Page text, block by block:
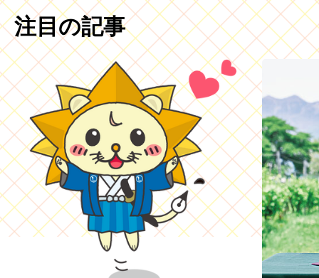
注目の記事